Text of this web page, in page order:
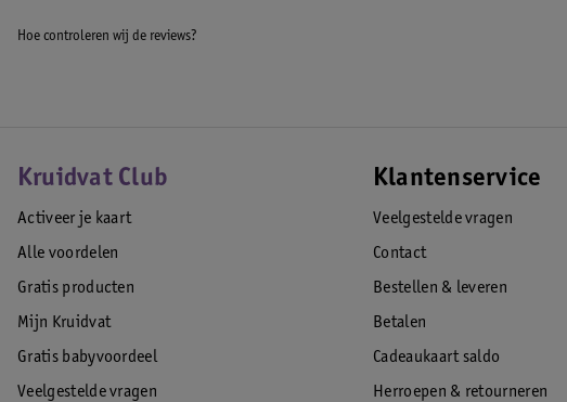
Hoe controleren wij de reviews?
Kruidvat Club
Activeer je kaart
Alle voordelen
Gratis producten
Mijn Kruidvat
Gratis babyvoordeel
Veelgestelde vragen
Klantenservice
Veelgestelde vragen
Contact
Bestellen & leveren
Betalen
Cadeaukaart saldo
Herroepen & retourneren